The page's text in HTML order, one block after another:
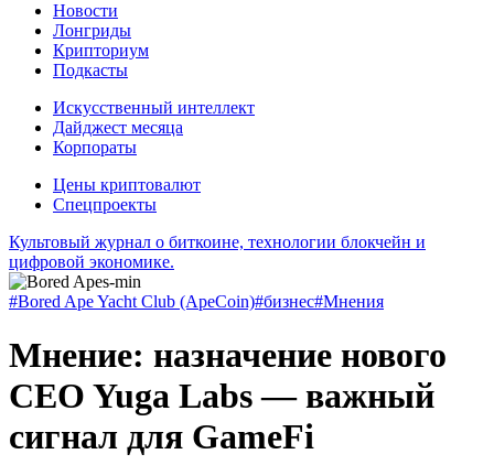
Новости
Лонгриды
Крипториум
Подкасты
Искусственный интеллект
Дайджест месяца
Корпораты
Цены криптовалют
Спецпроекты
Культовый журнал о биткоине, технологии блокчейн и
цифровой экономике.
#Bored Ape Yacht Club (ApeCoin)#бизнес#Мнения
Мнение: назначение нового
CEO Yuga Labs — важный
сигнал для GameFi